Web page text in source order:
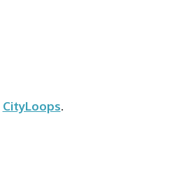
CityLoops.